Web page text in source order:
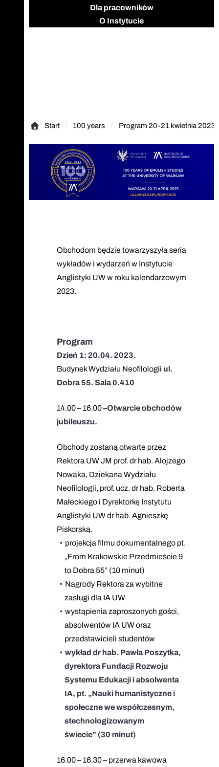
Dla pracowników
O Instytucie
Start
Start 100 years Program 20-21 kwietnia 2023
Obchodom będzie towarzyszyła seria
wykładów i wydarzeń w Instytucie
Anglistyki UW w roku kalendarzowym
2023.
Program
Dzień 1: 20.04. 2023.
Budynek Wydziału Neofilologii ul.
Dobra 55. Sala 0.410
14.00 – 16.00–Otwarcie obchodów
jubileuszu.
Obchody zostaną otwarte przez
Rektora UW JM prof. dr hab. Alojzego
Nowaka, Dziekana Wydziału
Neofilologii, prof. ucz. dr hab. Roberta
Małeckiego i Dyrektorkę Instytutu
Anglistyki UW dr hab. Agnieszkę
Piskorską.
projekcja filmu dokumentalnego pt.
„From Krakowskie Przedmieście 9
to Dobra 55” (10 minut)
Nagrody Rektora za wybitne
zasługi dla IA UW
wystąpienia zaproszonych gości,
absolwentów IA UW oraz
przedstawicieli studentów
wykład dr hab. Pawła Poszytka,
dyrektora Fundacji Rozwoju
Systemu Edukacji i absolwenta
IA, pt. „Nauki humanistyczne i
społeczne we współczesnym,
stechnologizowanym
świecie” (30 minut)
16.00 – 16.30 – przerwa kawowa